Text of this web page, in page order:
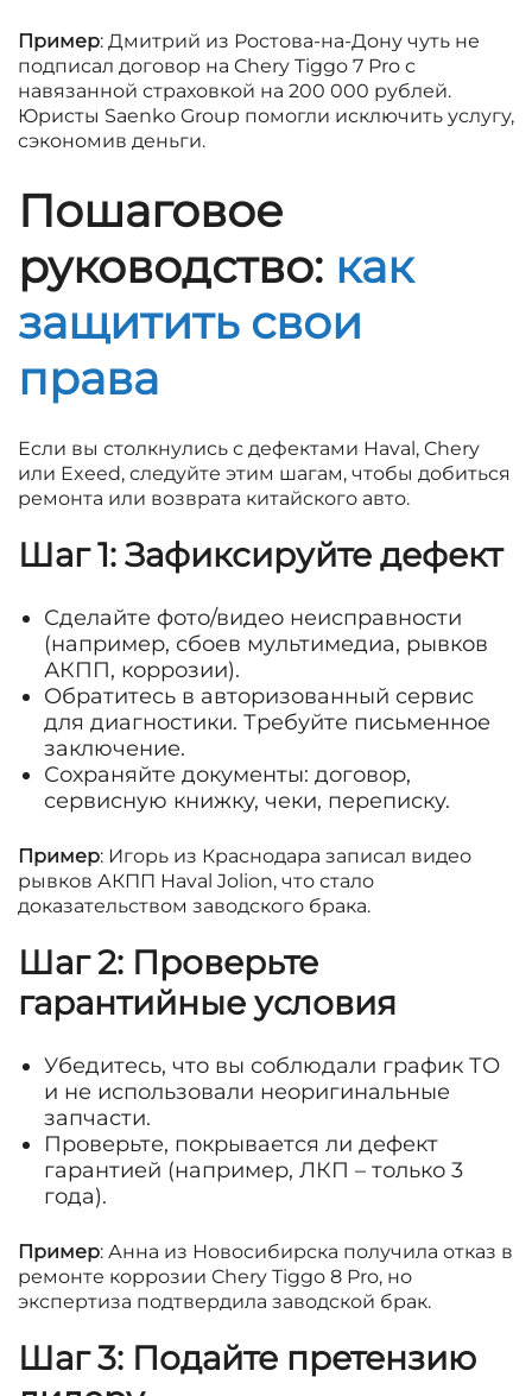
Пример: Дмитрий из Ростова-на-Дону чуть не
подписал договор на Chery Tiggo 7 Pro с
навязанной страховкой на 200 000 рублей.
Юристы Saenko Group помогли исключить услугу,
сэкономив деньги.
Пошаговое
руководство: как
защитить свои
права
Если вы столкнулись с дефектами Haval, Chery
или Exeed, следуйте этим шагам, чтобы добиться
ремонта или возврата китайского авто.
Шаг 1: Зафиксируйте дефект
Сделайте фото/видео неисправности
(например, сбоев мультимедиа, рывков
АКПП, коррозии).
Обратитесь в авторизованный сервис
для диагностики. Требуйте письменное
заключение.
Сохраняйте документы: договор,
сервисную книжку, чеки, переписку.
Пример: Игорь из Краснодара записал видео
рывков АКПП Haval Jolion, что стало
доказательством заводского брака.
Шаг 2: Проверьте
гарантийные условия
Убедитесь, что вы соблюдали график ТО
и не использовали неоригинальные
запчасти.
Проверьте, покрывается ли дефект
гарантией (например, ЛКП – только 3
года).
Пример: Анна из Новосибирска получила отказ в
ремонте коррозии Chery Tiggo 8 Pro, но
экспертиза подтвердила заводской брак.
Шаг 3: Подайте претензию